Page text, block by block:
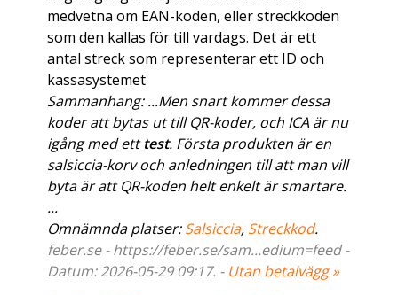
medvetna om EAN-koden, eller streckkoden
som den kallas för till vardags. Det är ett
antal streck som representerar ett ID och
kassasystemet
Sammanhang: ...Men snart kommer dessa
koder att bytas ut till QR-koder, och ICA är nu
igång med etttest. Första produkten är en
salsiccia-korv och anledningen till att man vill
byta är att QR-koden helt enkelt är smartare.
...
Omnämnda platser:Salsiccia, Streckkod.
feber.se - https://feber.se/sam...edium=feed -
Datum: 2026-05-29 09:17. - Utan betalvägg »